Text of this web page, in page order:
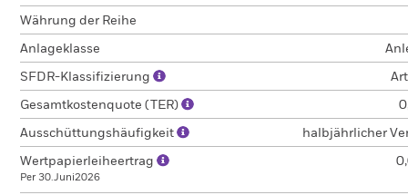
Währung der Reihe
Anlageklasse
SFDR-Klassifizierung
Gesamtkostenquote (TER)
Ausschüttungshäufigkeit halbjährlicher
Wertpapierleiheertrag
Per 30.Juni2026